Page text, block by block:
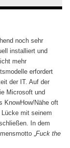
noch sehr
installiert und
mehr
erfordert
der IT. Auf der
Microsoft und
KnowHow/Nähe oft
mit seinem
In dem
„ Fuck the